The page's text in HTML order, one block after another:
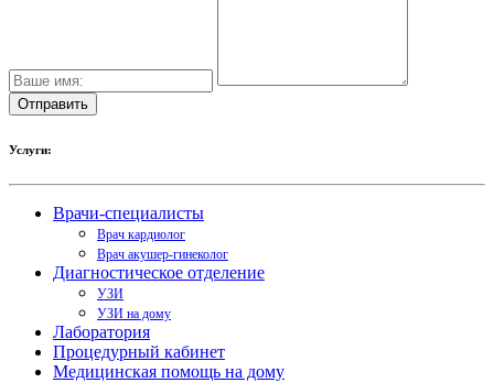
Услуги:
Врачи-специалисты
Врач кардиолог
Врач акушер-гинеколог
Диагностическое отделение
УЗИ
УЗИ на дому
Лаборатория
Процедурный кабинет
Медицинская помощь на дому